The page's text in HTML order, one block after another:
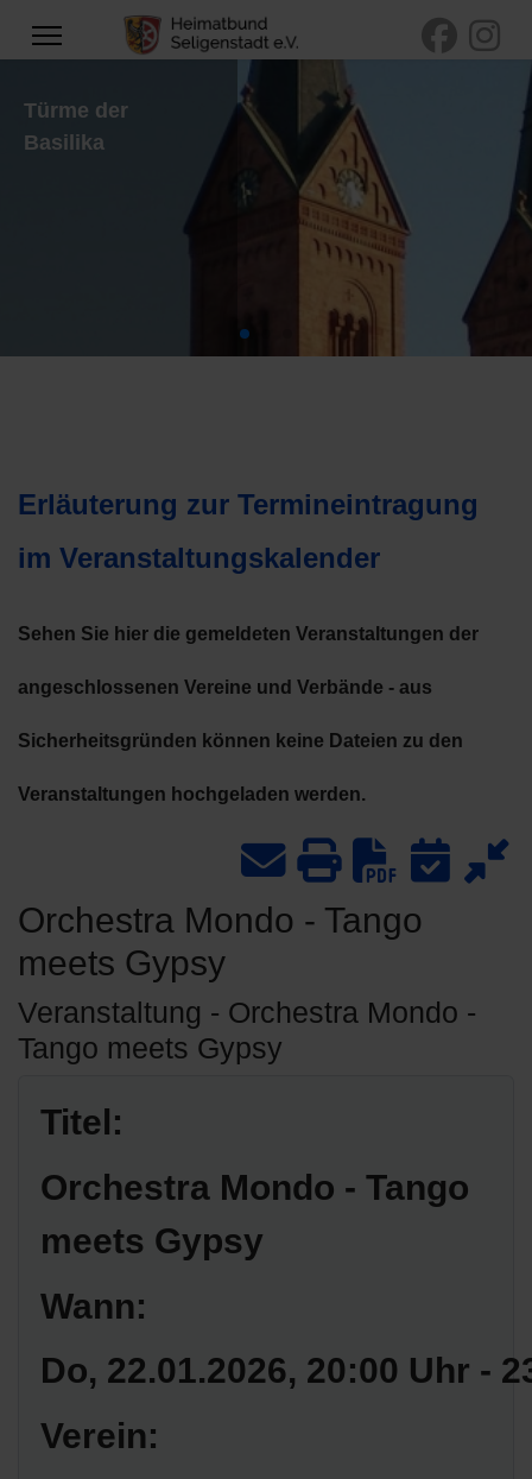
Mainansicht mit
Basilika und
Mainfähre
Erläuterung zur Termineintragung
im Veranstaltungskalender
Sehen Sie hier die gemeldeten Veranstaltungen der
angeschlossenen Vereine und Verbände - aus
Sicherheitsgründen können keine Dateien zu den
Veranstaltungen hochgeladen werden.
Orchestra Mondo - Tango
meets Gypsy
Veranstaltung - Orchestra Mondo -
Tango meets Gypsy
Titel:
Orchestra Mondo - Tango
meets Gypsy
Wann:
Do, 22.01.2026, 20:00 Uhr -
Verein: